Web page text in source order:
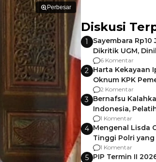
Perbesar
Diskusi
1
Sayembara Rp10
Dikritik UGM,
Gagalnya Negara
6 Komentar
2 Harta Kekayaan
Oknum KPK
Pemalang
2 Komentar
3 Bernafsu
Indonesia,
Berencana Pakai
1 Komentar
4 Mengenal Lisda
Tinggi Polri yang
Usai Jadi Brigjen
1 Komentar
5 PIP Termin II